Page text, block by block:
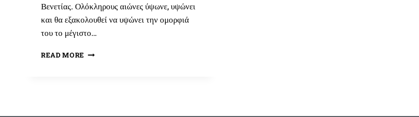
Βενετίας. Ολόκληρους αιώνες ύψωνε, υψώνει
και θα εξακολουθεί να υψώνει την ομορφιά
του το μέγιστο…
READ MORE
ΠΑΡΘΕΝΏΝΑ